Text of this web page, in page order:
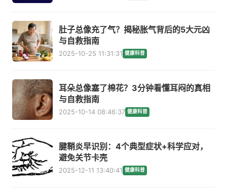
肚子总像充了气？揭秘胀气背后的5大元凶
与自救指南
2025-10-25 11:31:31 健康科普
耳朵总像塞了棉花？3分钟看懂耳闷的真相
与自救指南
2025-10-14 08:46:37 健康科普
腱鞘炎早识别：4个典型症状+科学应对，
避免关节卡壳
2025-12-11 13:40:41 健康科普